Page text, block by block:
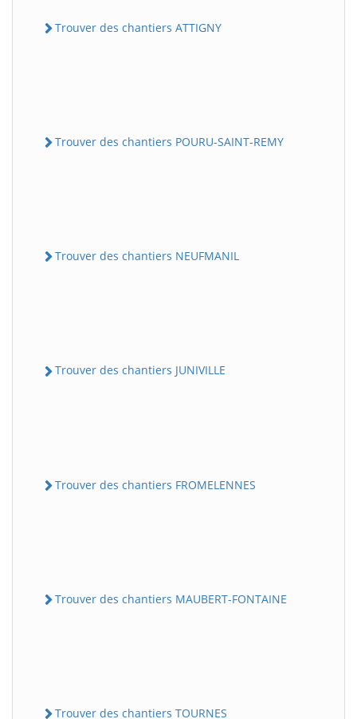
Trouver des chantiers ATTIGNY
Trouver des chantiers POURU-SAINT-REMY
Trouver des chantiers NEUFMANIL
Trouver des chantiers JUNIVILLE
Trouver des chantiers FROMELENNES
Trouver des chantiers MAUBERT-FONTAINE
Trouver des chantiers TOURNES